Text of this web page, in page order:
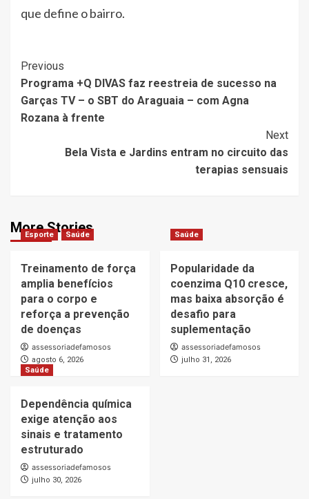
que define o bairro.
Post
Navigation
Previous
Programa +Q DIVAS faz reestreia de sucesso na
Garças TV – o SBT do Araguaia – com Agna
Rozana à frente
Next
Bela Vista e Jardins entram no circuito das
terapias sensuais
More Stories
Esporte Saúde
Treinamento de força
amplia benefícios
para o corpo e
reforça a prevenção
de doenças
assessoriadefamosos
agosto 6, 2026
Saúde
Popularidade da
coenzima Q10 cresce,
mas baixa absorção é
desafio para
suplementação
assessoriadefamosos
julho 31, 2026
Saúde
Dependência química
exige atenção aos
sinais e tratamento
estruturado
assessoriadefamosos
julho 30, 2026